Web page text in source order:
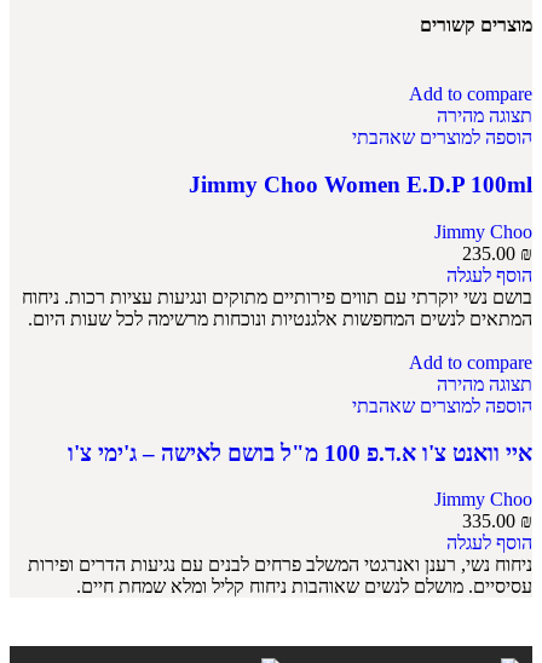
מוצרים קשורים
Add to compare
תצוגה מהירה
הוספה למוצרים שאהבתי
Jimmy Choo Women E.D.P 100ml
Jimmy Choo
235.00 ₪
הוסף לעגלה
בושם נשי יוקרתי עם תווים פירותיים מתוקים ונגיעות עציות רכות. ניחוח
המתאים לנשים המחפשות אלגנטיות ונוכחות מרשימה לכל שעות היום.
Add to compare
תצוגה מהירה
הוספה למוצרים שאהבתי
איי וואנט צ'ו א.ד.פ 100 מ"ל בושם לאישה – ג'ימי צ'ו
Jimmy Choo
335.00 ₪
הוסף לעגלה
ניחוח נשי, רענן ואנרגטי המשלב פרחים לבנים עם נגיעות הדרים ופירות
עסיסיים. מושלם לנשים שאוהבות ניחוח קליל ומלא שמחת חיים.